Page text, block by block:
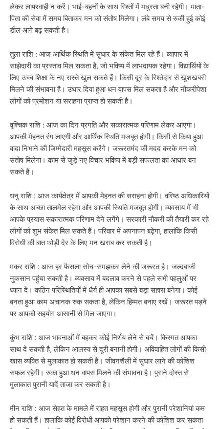
लेकर लापरवाही न करें। भाई-बहनों के साथ रिश्तों में मधुरता बनी रहेगी। माता-
पिता की सेवा में समय बिताकर मन को संतोष मिलेगा। लंबे समय से रुकी हुई कोई
डील आगे बढ़ सकती है।
तुला राशि : आज आर्थिक स्थिति में सुधार के संकेत मिल रहे हैं। व्यापार में
साझेदारी का प्रस्ताव मिल सकता है, जो भविष्य में लाभदायक रहेगा। विद्यार्थियों के
लिए उच्च शिक्षा के नए रास्ते खुल सकते हैं। किसी दूर के रिश्तेदार से खुशखबरी
मिलने की संभावना है। उधार दिया हुआ धन वापस मिल सकता है और नौकरीपेशा
लोगों को प्रमोशन या सराहना प्राप्त हो सकती है।
वृश्चिक राशि : आज का दिन प्रगति और सकारात्मक परिणाम लेकर आएगा।
आपकी मेहनत रंग लाएगी और आर्थिक स्थिति मजबूत होगी। किसी से किया हुआ
वादा निभाने की जिम्मेदारी महसूस करेंगे। जरूरतमंद की मदद करके मन को
संतोष मिलेगा। काम से जुड़े नए विचार भविष्य में बड़ी सफलता का आधार बन
सकते हैं।
धनु राशि : आज कार्यक्षेत्र में आपकी मेहनत की सराहना होगी। वरिष्ठ अधिकारियों
के साथ अच्छा तालमेल रहेगा और आपकी स्थिति मजबूत होगी। व्यवसाय में भी
आपके प्रयास सकारात्मक परिणाम देने लगेंगे। सरकारी नौकरी की तैयारी कर रहे
लोगों को शुभ संकेत मिल सकते हैं। परिवार में अपनापन बढ़ेगा, हालांकि किसी
विरोधी की बात थोड़ी देर के लिए मन खराब कर सकती है।
मकर राशि : आज हर फैसला सोच-समझकर लेने की जरूरत है। जल्दबाजी
नुकसान पहुंचा सकती है। व्यवसाय में बदलाव करने से पहले सभी पहलुओं पर
ध्यान दें। कठिन परिस्थितियों में धैर्य ही आपका सबसे बड़ा सहारा बनेगा। कोई
बनता हुआ काम अचानक रुक सकता है, लेकिन हिम्मत बनाए रखें। जरूरत पड़ने
पर आपको सहयोग आसानी से मिल जाएगा।
कुंभ राशि : आज भावनाओं में बहकर कोई निर्णय लेने से बचें। किस्मत आपका
साथ दे सकती है, लेकिन आलस्य से दूरी बनानी होगी। अविवाहित लोगों की किसी
खास व्यक्ति से मुलाकात हो सकती है। जीवनशैली में सुधार लाने की कोशिश
सफल रहेगी। रुका हुआ धन वापस मिलने की संभावना है। पुराने दोस्त से
मुलाकात पुरानी यादें ताजा कर सकती है।
मीन राशि : आज सेहत के मामले में राहत महसूस होगी और पुरानी परेशानियां कम
हो सकती हैं। हालांकि कोई विरोधी आपको परेशान करने की कोशिश कर सकता